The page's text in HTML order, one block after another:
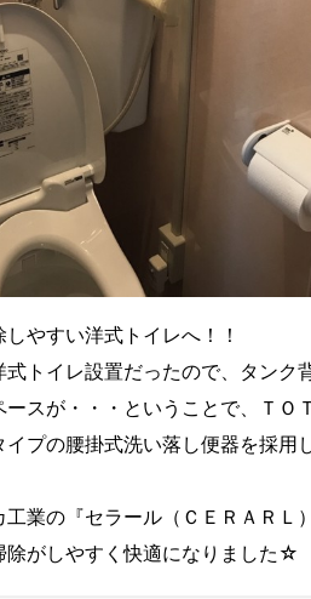
やすい洋式トイレへ！！
トイレ設置だったので、タンク
スが・・・ということで、ＴＯ
プの腰掛式洗い落し便器を採用
業の『セラール（ＣＥＲＡＲＬ
除がしやすく快適になりました☆